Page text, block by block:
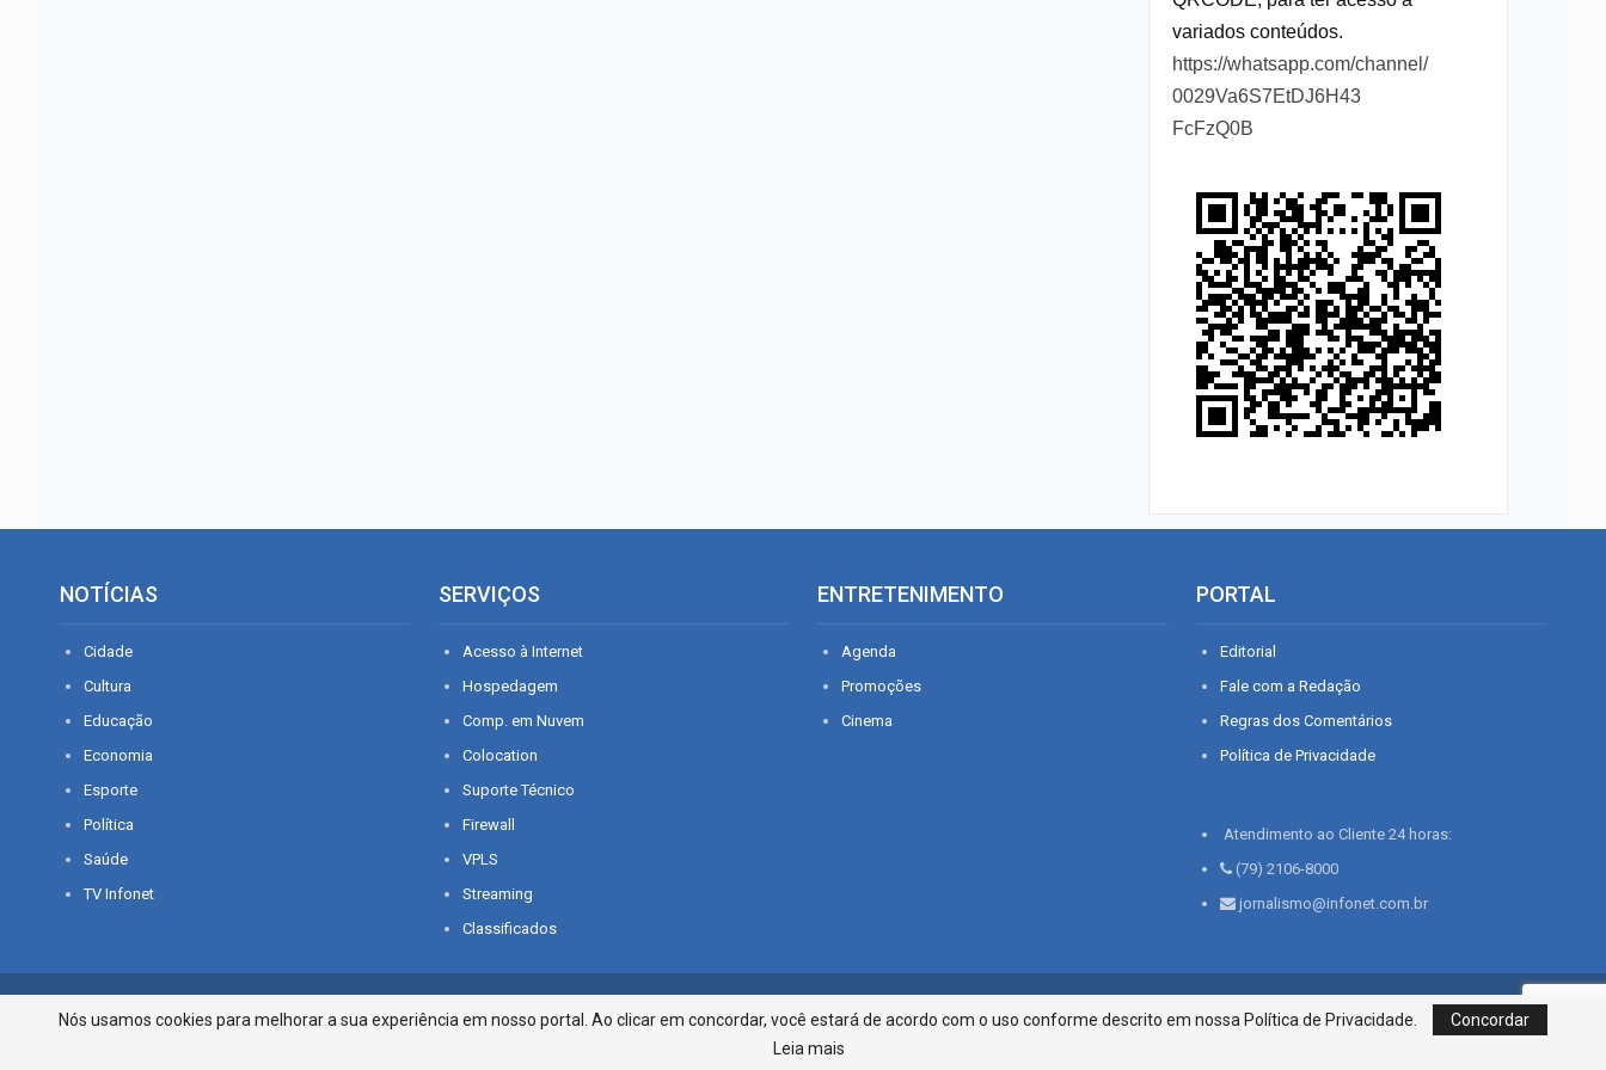
variados conteúdos.
https://whatsapp.com/channel/
0029Va6S7EtDJ6H43
FcFzQ0B
NOTÍCIAS
Cidade
Cultura
Educação
Economia
Esporte
Política
Saúde
TV Infonet
SERVIÇOS
Acesso à Internet
Hospedagem
Comp. em Nuvem
Colocation
Suporte Técnico
Firewall
VPLS
Streaming
Classificados
ENTRETENIMENTO
Agenda
Promoções
Cinema
PORTAL
Editorial
Fale com a Redação
Regras dos Comentários
Política de Privacidade
Atendimento ao Cliente 24 horas:
(79) 2106-8000
jornalismo@infonet.com.br
© 2026 - O que é notícia em Sergipe. Todos os direitos reservados.
Infonet - Rua Monsenhor Silveira 276, Bairro São José | Aracaju-SE, CEP 49015-030, Fone: 79.2106.8000 - CI
Centro de Informações LTDA
Nós usamos cookies para melhorar a sua experiência em nosso portal. Ao clicar em concordar, você estará de acordo com o uso conforme descrito em nossa Política de Privacidade.
Concordar
Leia mais